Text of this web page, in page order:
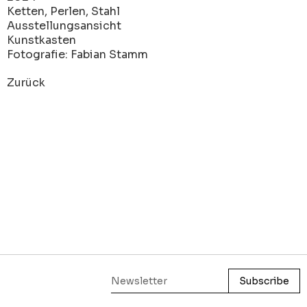
Ketten, Perlen, Stahl
Ausstellungsansicht
Kunstkasten
Fotografie: Fabian Stamm
Zurück